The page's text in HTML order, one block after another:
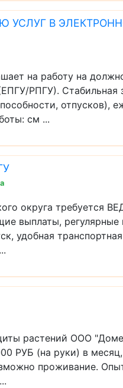
УСЛУГ В
на работу на
РПГУ). Стабильная
отпусков),
см ...
округа требуется
выплаты,
удобная
растений ООО
РУБ (на руки) в
проживание.